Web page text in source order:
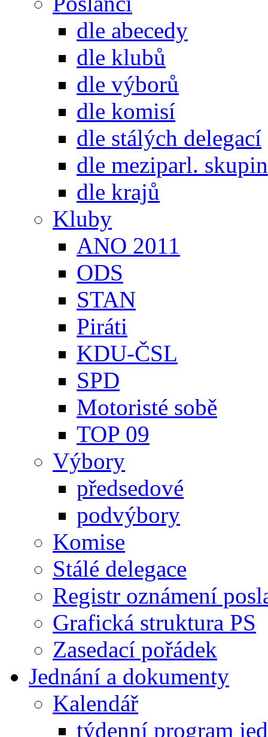
dle abecedy
dle klubů
dle výborů
dle komisí
dle stálých delegací
dle meziparl. skupin
dle krajů
Kluby
ANO 2011
ODS
STAN
Piráti
KDU-ČSL
SPD
Motoristé sobě
TOP 09
Výbory
předsedové
podvýbory
Komise
Stálé delegace
Registr oznámení
Grafická struktura PS
Zasedací pořádek
Jednání a dokumenty
Kalendář
týdenní program